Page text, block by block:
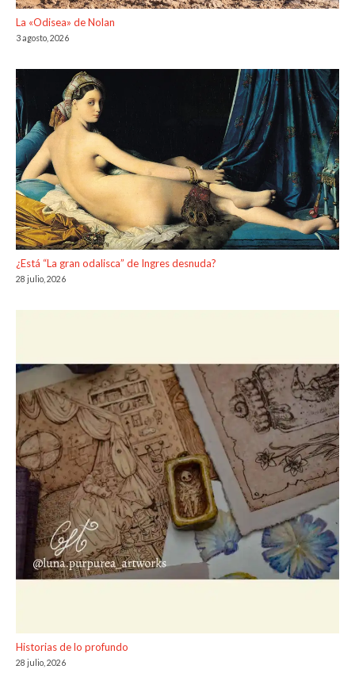
La «Odisea» de Nolan
3 agosto, 2026
¿Está “La gran odalisca” de Ingres desnuda?
28 julio, 2026
Historias de lo profundo
28 julio, 2026